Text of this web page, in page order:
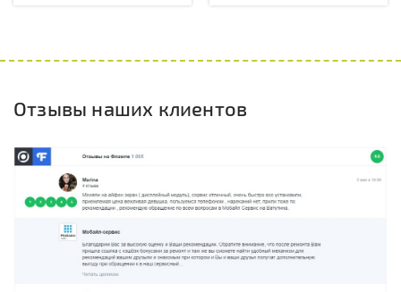
Отзывы наших клиентов